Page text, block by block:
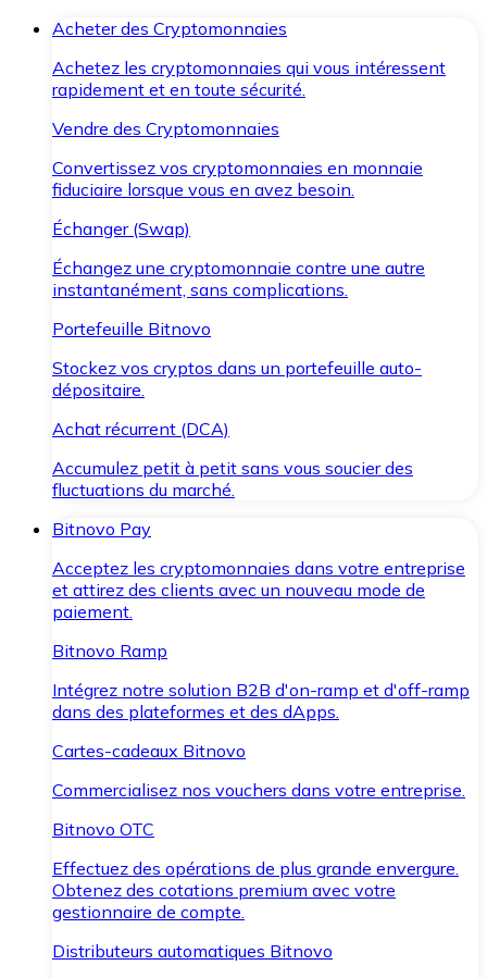
Acheter des Cryptomonnaies
Achetez les cryptomonnaies qui vous intéressent
rapidement et en toute sécurité.
Vendre des Cryptomonnaies
Convertissez vos cryptomonnaies en monnaie
fiduciaire lorsque vous en avez besoin.
Échanger (Swap)
Échangez une cryptomonnaie contre une autre
instantanément, sans complications.
Portefeuille Bitnovo
Stockez vos cryptos dans un portefeuille auto-
dépositaire.
Achat récurrent (DCA)
Accumulez petit à petit sans vous soucier des
fluctuations du marché.
Bitnovo Pay
Acceptez les cryptomonnaies dans votre entreprise
et attirez des clients avec un nouveau mode de
paiement.
Bitnovo Ramp
Intégrez notre solution B2B d'on-ramp et d'off-ramp
dans des plateformes et des dApps.
Cartes-cadeaux Bitnovo
Commercialisez nos vouchers dans votre entreprise.
Bitnovo OTC
Effectuez des opérations de plus grande envergure.
Obtenez des cotations premium avec votre
gestionnaire de compte.
Distributeurs automatiques Bitnovo